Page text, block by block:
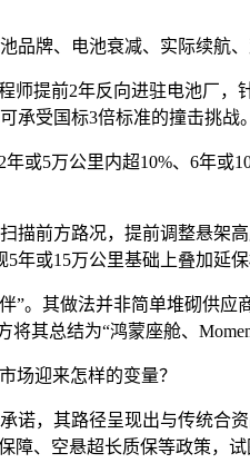
牌、电池衰减、实际续航
提前2年反向进驻电池厂，
承受国标3倍标准的撞击挑战。
5万公里内超10%、6年或
描前方路况，提前调整悬架
或15万公里基础上叠加延
。其做法并非简单堆砌供
其总结为“鸿蒙座舱、
，其路径呈现出与传统合
、空悬超长质保等政策，